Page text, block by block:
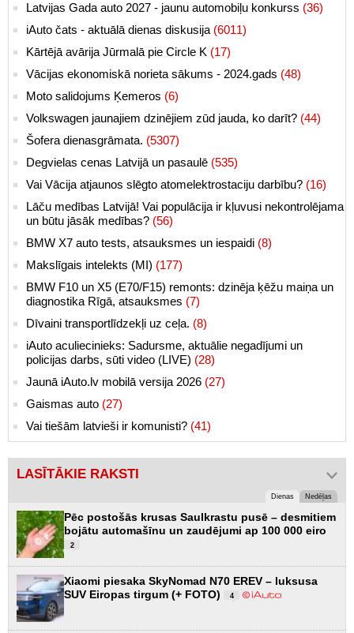
Latvijas Gada auto 2027 - jaunu automobiļu konkurss (36)
iAuto čats - aktuālā dienas diskusija (6011)
Kārtējā avārija Jūrmalā pie Circle K (17)
Vācijas ekonomiskā norieta sākums - 2024.gads (48)
Moto salidojums Ķemeros (6)
Volkswagen jaunajiem dzinējiem zūd jauda, ko darīt? (44)
Šofera dienasgrāmata. (5307)
Degvielas cenas Latvijā un pasaulē (535)
Vai Vācija atjaunos slēgto atomelektrostaciju darbību? (16)
Lāču medības Latvijā! Vai populācija ir kļuvusi nekontrolējama
un būtu jāsāk medības? (56)
BMW X7 auto tests, atsauksmes un iespaidi (8)
Makslīgais intelekts (MI) (177)
BMW F10 un X5 (E70/F15) remonts: dzinēja ķēžu maiņa un
diagnostika Rīgā, atsauksmes (7)
Dīvaini transportlīdzekļi uz ceļa. (8)
iAuto aculiecinieks: Sadursme, aktuālie negadījumi un
policijas darbs, sūti video (LIVE) (28)
Jaunā iAuto.lv mobilā versija 2026 (27)
Gaismas auto (27)
Vai tiešām latvieši ir komunisti? (41)
LASĪTĀKIE RAKSTI
Dienas Nedēļas
Pēc postošās krusas Saulkrastu pusē – desmitiem
bojātu automašīnu un zaudējumi ap 100 000 eiro
2
Xiaomi piesaka SkyNomad N70 EREV – luksusa
SUV Eiropas tirgum (+ FOTO)
4